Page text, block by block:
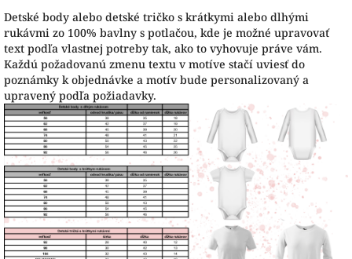
Detské body alebo detské tričko s krátkymi alebo dlhými
rukávmi zo 100% bavlny s potlačou, kde je možné upravovať
text podľa vlastnej potreby tak, ako to vyhovuje práve vám.
Každú požadovanú zmenu textu v motíve stačí uviesť do
poznámky k objednávke a motív bude personalizovaný a
upravený podľa požiadavky.